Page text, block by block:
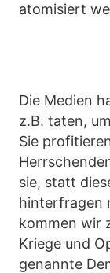
atomisiert
Die Medien
z.B. taten,
Sie
sie, statt
hinterfragen
kommen wir
Kriege und
genannte